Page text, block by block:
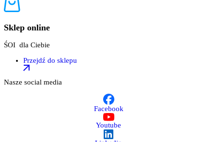
Sklep online
ŚOI dla Ciebie
Przejdź do sklepu
Nasze social media
Facebook
Youtube